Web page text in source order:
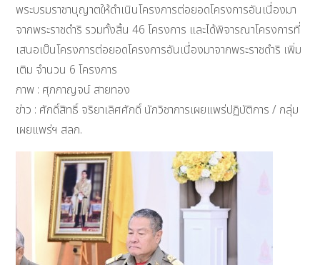
พระบรมราชานุญาตให้ดำเนินโครงการต่อยอดโครงการอันเนื่องมา
จากพระราชดำริ รวมทั้งสิ้น 46 โครงการ และได้พิจารณาโครงการที่
เสนอเป็นโครงการต่อยอดโครงการอันเนื่องมาจากพระราชดำริ เพิ่ม
เติม จำนวน 6 โครงการ
ภาพ : ศุภกาญจน์ สายทอง
ข่าว : ศักดิ์สิทธิ์ จริยาเลิศศักดิ์ นักวิชาการเผยแพร่ปฏิบัติการ / กลุ่ม
เผยแพร่ฯ สลก.